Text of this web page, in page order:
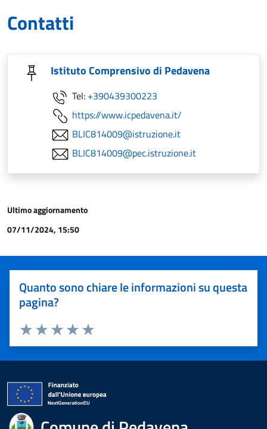
Contatti
Istituto Comprensivo di Pedavena
Tel: +390439300223
https://www.icpedavena.it/
BLIC814009@istruzione.it
BLIC814009@pec.istruzione.it
Ultimo aggiornamento
07/11/2024, 15:50
Quanto sono chiare le informazioni su questa
pagina?
Valuta 5 stelle su 5
Valuta 4 stelle su 5
Valuta 3 stelle su 5
Valuta 2 stelle su 5
Valuta 1 stelle su 5